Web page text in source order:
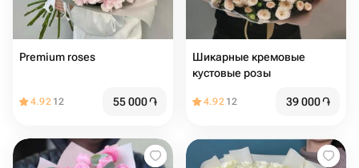
Premium roses
4.92 12 55 000֏
Шикарные кремовые
кустовые розы
4.92 12 39 000֏